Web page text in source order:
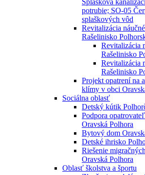
Splašková
potrubie; SO-05
splaškových vôd
Revitalizácia
Rašelinisko
Revitalizácia
Rašelinisko
Revitalizácia
Rašelinisko
Projekt opatrení na
klímy v obci
Sociálna oblasť
Detský kútik
Podpora
Oravská Polhora
Bytový dom
Detské ihrisko
Riešenie
Oravská Polhora
Oblasť školstva a športu